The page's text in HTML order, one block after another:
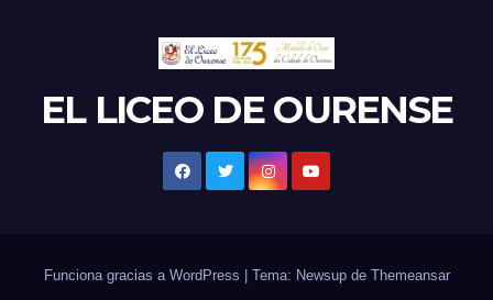
EL LICEO DE OURENSE
Funciona gracias a WordPress Tema: Newsup de Themeansar